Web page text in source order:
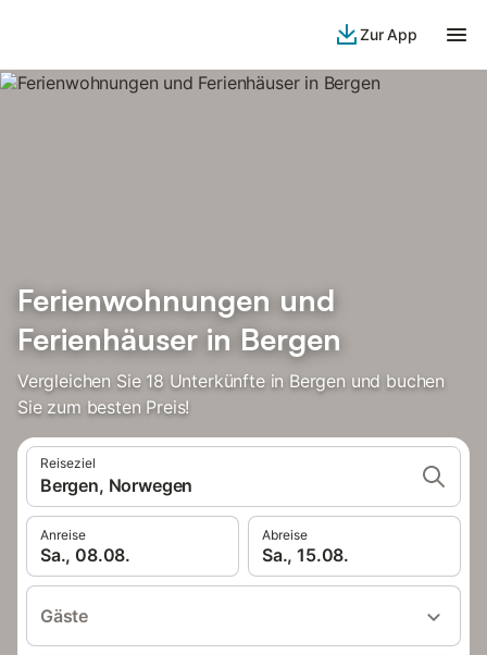
Zur App
Ferienwohnungen und
Ferienhäuser in Bergen
Vergleichen Sie 18 Unterkünfte in Bergen und buchen
Sie zum besten Preis!
Reiseziel
Bergen, Norwegen
Anreise
Sa., 08.08.
Abreise
Sa., 15.08.
Gäste